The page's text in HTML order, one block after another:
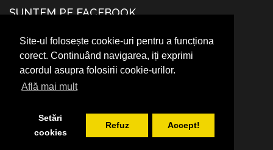
Site-ul folosește cookie-uri pentru a funcționa
corect. Continuând navigarea, iți exprimi
acordul asupra folosirii cookie-urilor.
Află mai mult
Setări
cookies
Refuz Accept!
SUNTEM PE FACEBOOK